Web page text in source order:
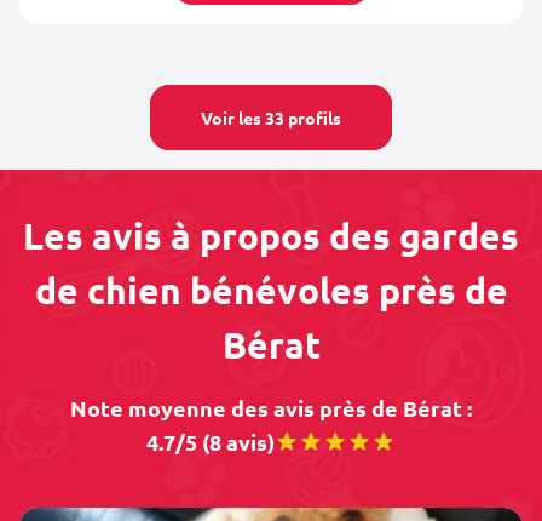
Voir les 33 profils
Les avis à propos des gardes
de chien bénévoles près de
Bérat
Note moyenne des avis près de Bérat :
4.7/5 (8 avis)